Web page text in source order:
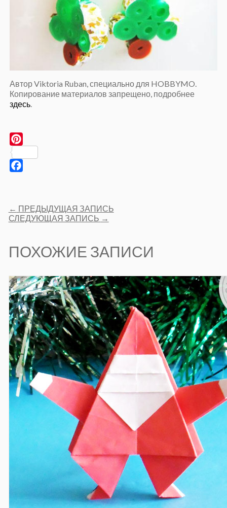
Автор Viktoria Ruban, специально для HOBBYMO.
Копирование материалов запрещено, подробнее
здесь.
Post
navigation
← ПРЕДЫДУЩАЯ ЗАПИСЬ
СЛЕДУЮЩАЯ ЗАПИСЬ →
ПОХОЖИЕ ЗАПИСИ